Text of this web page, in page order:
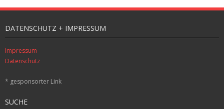
DATENSCHUTZ + IMPRESSUM
Impressum
Datenschutz
* gesponsorter Link
SUCHE